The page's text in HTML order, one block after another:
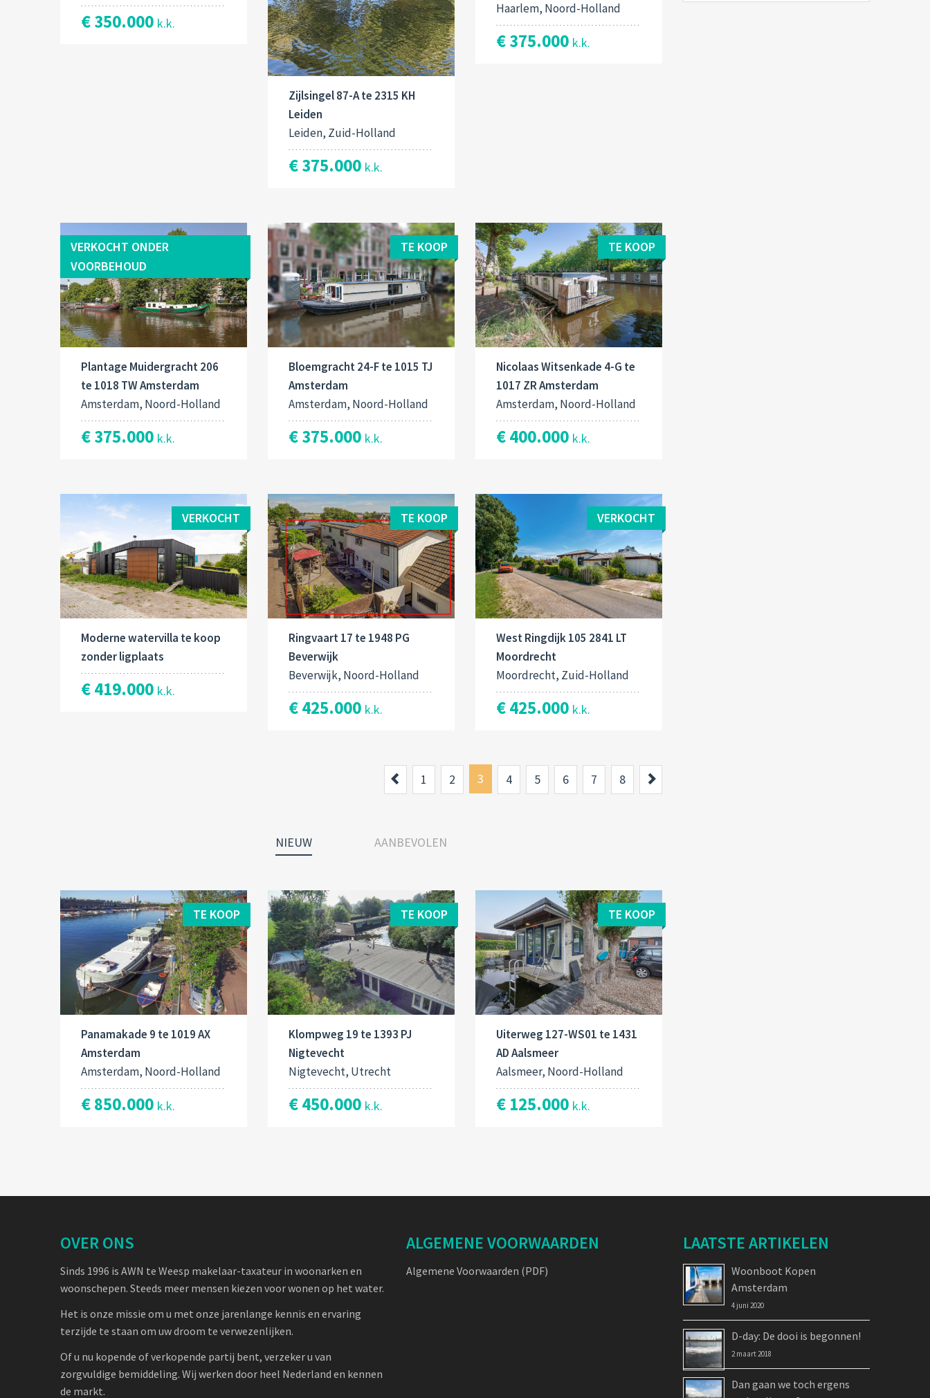
€ 350.000 k.k.
Zijlsingel 87-A te 2315 KH
Leiden
Leiden, Zuid-Holland
€ 375.000 k.k.
Haarlem, Noord-Holland
€ 375.000 k.k.
VERKOCHT ONDER
VOORBEHOUD
Plantage Muidergracht 206
te 1018 TW Amsterdam
Amsterdam, Noord-Holland
€ 375.000 k.k.
TE KOOP
Bloemgracht 24-F te 1015 TJ
Amsterdam
Amsterdam, Noord-Holland
€ 375.000 k.k.
TE KOOP
Nicolaas Witsenkade 4-G te
1017 ZR Amsterdam
Amsterdam, Noord-Holland
€ 400.000 k.k.
VERKOCHT
Moderne watervilla te koop
zonder ligplaats
€ 419.000 k.k.
TE KOOP
Ringvaart 17 te 1948 PG
Beverwijk
Beverwijk, Noord-Holland
€ 425.000 k.k.
VERKOCHT
West Ringdijk 105 2841 LT
Moordrecht
Moordrecht, Zuid-Holland
€ 425.000 k.k.
Previous
1 2 3 4 5 6 7 8
NIEUW AANBEVOLEN
TE KOOP
Panamakade 9 te 1019 AX
Amsterdam
Amsterdam, Noord-Holland
€ 850.000 k.k.
TE KOOP
Klompweg 19 te 1393 PJ
Nigtevecht
Nigtevecht, Utrecht
€ 450.000 k.k.
TE KOOP
Uiterweg 127-WS01 te 1431
AD Aalsmeer
Aalsmeer, Noord-Holland
€ 125.000 k.k.
OVER ONS
Sinds 1996 is AWN te Weesp makelaar-taxateur in woonarken en
woonschepen. Steeds meer mensen kiezen voor wonen op het water.
Het is onze missie om u met onze jarenlange kennis en ervaring
terzijde te staan om uw droom te verwezenlijken.
Of u nu kopende of verkopende partij bent, verzeker u van
zorgvuldige bemiddeling. Wij werken door heel Nederland en kennen
de markt.
ALGEMENE VOORWAARDEN
Algemene Voorwaarden (PDF)
LAATSTE ARTIKELEN
Woonboot Kopen
Amsterdam
4 juni 2020
D-day: De dooi is begonnen!
2 maart 2018
Dan gaan we toch ergens